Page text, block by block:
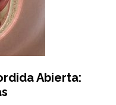
Abierta: